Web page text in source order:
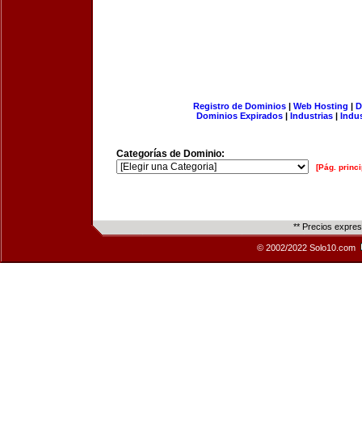
Registro de Dominios| Web Hosting |
Dominios Expirados | Industrias |
Categorías de Dominio:
[Pág.
** Precios
© 2002/2022 Solo10.com